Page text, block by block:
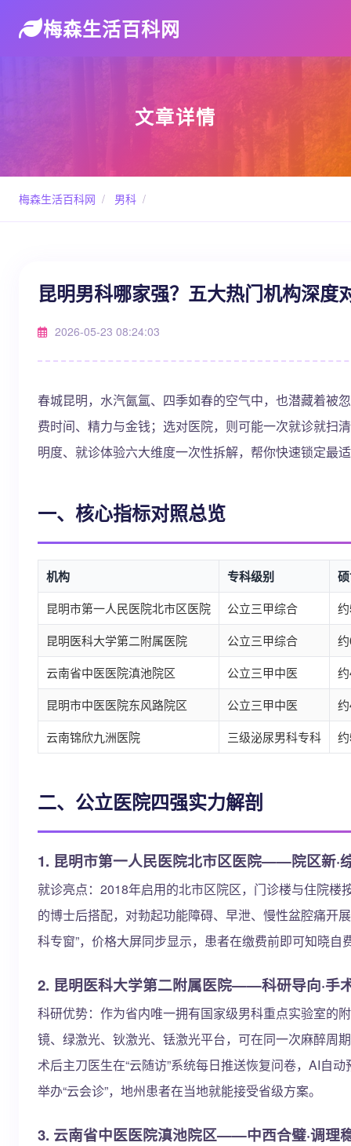
梅森生活百科网
文章详情
梅森生活百科网 / 男科 /
昆明男科哪家强？五大热门机构深度
2026-05-23 08:24:03
春城昆明，水汽氤氲、四季如春的空气中，也潜藏着被
费时间、精力与金钱；选对医院，则可能一次就诊就扫
明度、就诊体验六大维度一次性拆解，帮你快速锁定最
一、核心指标对照总览
机构 专科级别
昆明市第一人民医院北市区医院 公立三甲综合
昆明医科大学第二附属医院
公立三甲综合
云南省中医医院滇池院区
公立三甲中医
昆明市中医医院东风路院区
公立三甲中医
云南锦欣九洲医院
三级泌尿男科专科
二、公立医院四强实力解剖
1. 昆明市第一人民医院北市区医院——院区新·
就诊亮点：2018年启用的北市区院区，门诊楼与住院楼
的博士后搭配，对勃起功能障碍、早泄、慢性盆腔痛开
科专窗”，价格大屏同步显示，患者在缴费前即可知晓
2. 昆明医科大学第二附属医院——科研导向·手
科研优势：作为省内唯一拥有国家级男科重点实验室的
镜、绿激光、钬激光、铥激光平台，可在同一次麻醉周
术后主刀医生在“云随访”系统每日推送恢复问卷，AI自
举办“云会诊”，地州患者在当地就能接受省级方案。
3. 云南省中医医院滇池院区——中西合璧·调理